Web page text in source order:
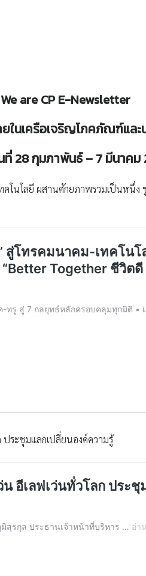
are CP E-Newsletter
ในเครือเจริญโภคภัณฑ์และ
ที่ 28 กุมภาพันธ์ – 7 มีนาคม
โนโลยี ผสานศักยภาพรวมเป็นหนึ่
ประชุมแลกเปลี่ยนองค์ความรู้